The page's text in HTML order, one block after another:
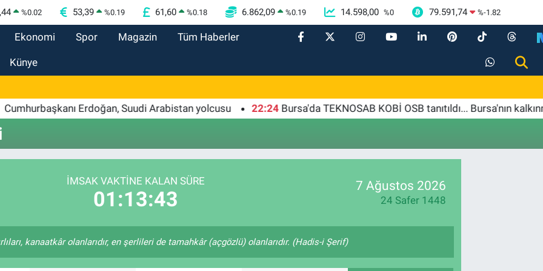
%0.02 53,39 %0.19 61,60 %0.18 6.862,09 %0.19 14.598,00 %0 79.591,74 %-1.82
Ekonomi Spor Magazin Tüm Haberler
Künye
Erdoğan, Suudi Arabistan yolcusu 22:24 Bursa'da TEKNOSAB KOBİ OSB tanıtıldı... Bursa'nın
İMSAK VAKTİNE KALAN SÜRE
01:13:43
7 Ağustos 2026
24 Safer 1448
kanaatkâr olanlarıdır, en şerlileri de tamahkâr (açgözlü) olanlarıdır. (Hadis-i Şerif)